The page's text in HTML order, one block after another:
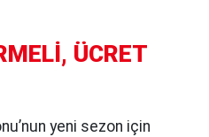
ÜCRET
yeni sezon için